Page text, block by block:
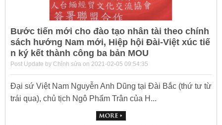
Bước tiến mới cho đào tạo nhân tài theo chính
sách hướng Nam mới, Hiệp hội Đài-Việt xúc tiế
n ký kết thành công ba bản MOU
Post Update by Chỉnh sửa on 2021-02-05 09:54:35
Đại sứ Việt Nam Nguyễn Anh Dũng tại Đài Bắc (thứ tư từ
trái qua), chủ tịch Ngô Phẩm Trân của H...